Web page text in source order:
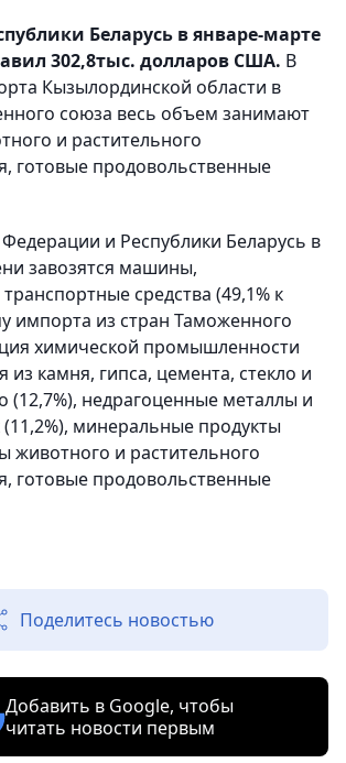
Беларусь в январе-марте
302,8тыс. долларов США. В
Кызылординской области в
союза весь объем занимают
и растительного
готовые продовольственные
и Республики Беларусь в
завозятся машины,
средства (49,1% к
импорта из стран Таможенного
химической промышленности
из камня, гипса, цемента, стекло и
(12,7%), недрагоценные металлы и
(11,2%), минеральные продукты
животного и растительного
готовые продовольственные
Поделитесь новостью
Добавить в Google, чтобы
читать новости первым